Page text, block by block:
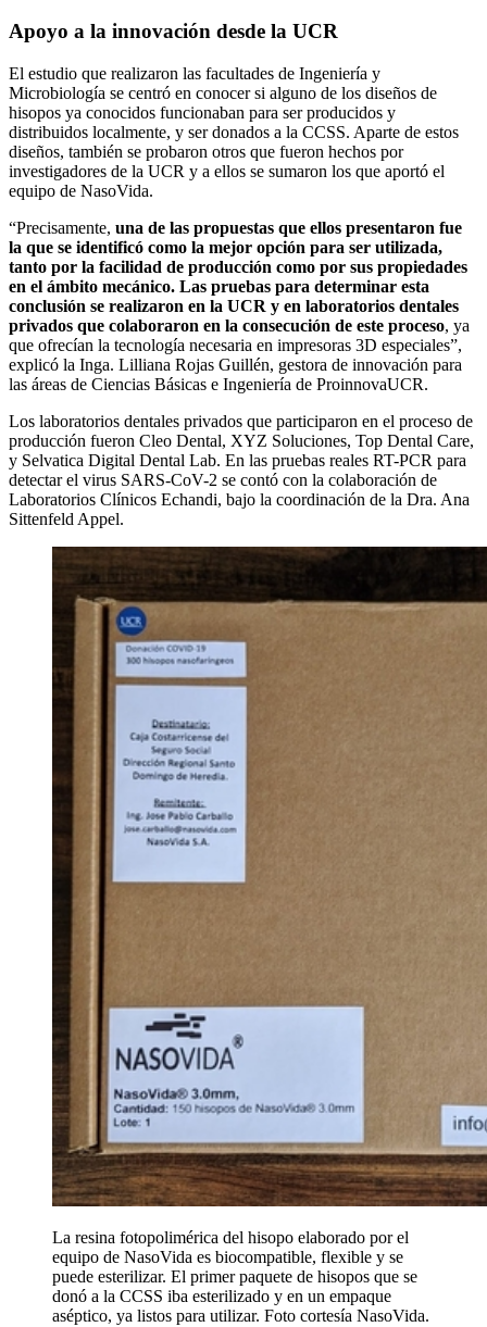
Apoyo a la innovación desde la UCR
El estudio que realizaron las facultades de Ingeniería y
Microbiología se centró en conocer si alguno de los diseños de
hisopos ya conocidos funcionaban para ser producidos y
distribuidos localmente, y ser donados a la CCSS. Aparte de estos
diseños, también se probaron otros que fueron hechos por
investigadores de la UCR y a ellos se sumaron los que aportó el
equipo de NasoVida.
“Precisamente, una de las propuestas que ellos presentaron fue
la que se identificó como la mejor opción para ser utilizada,
tanto por la facilidad de producción como por sus propiedades
en el ámbito mecánico. Las pruebas para determinar esta
conclusión se realizaron en la UCR y en laboratorios dentales
privados que colaboraron en la consecución de este proceso, ya
que ofrecían la tecnología necesaria en impresoras 3D especiales”,
explicó la Inga. Lilliana Rojas Guillén, gestora de innovación para
las áreas de Ciencias Básicas e Ingeniería de ProinnovaUCR.
Los laboratorios dentales privados que participaron en el proceso de
producción fueron Cleo Dental, XYZ Soluciones, Top Dental Care,
y Selvatica Digital Dental Lab. En las pruebas reales RT-PCR para
detectar el virus SARS-CoV-2 se contó con la colaboración de
Laboratorios Clínicos Echandi, bajo la coordinación de la Dra. Ana
Sittenfeld Appel.
La resina fotopolimérica del hisopo elaborado por el
equipo de NasoVida es biocompatible, flexible y se
puede esterilizar. El primer paquete de hisopos que se
donó a la CCSS iba esterilizado y en un empaque
aséptico, ya listos para utilizar. Foto cortesía NasoVida.